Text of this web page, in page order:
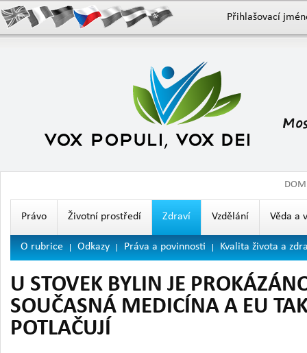
Právo Životní prostředí Zdraví Vzdělání Věda a
O rubrice Odkazy Práva a povinnosti Kvalita života a
U STOVEK BYLIN JE
SOUČASNÁ MEDICÍNA A EU
POTLAČUJÍ
Přihlašovací